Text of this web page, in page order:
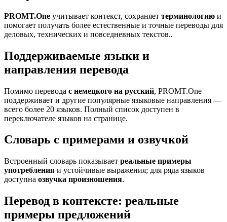
PROMT.One учитывает контекст, сохраняет терминологию и
помогает получать более естественные и точные переводы для
деловых, технических и повседневных текстов..
Поддерживаемые языки и
направления перевода
Помимо перевода с немецкого на русский, PROMT.One
поддерживает и другие популярные языковые направления —
всего более 20 языков. Полный список доступен в
переключателе языков на странице.
Словарь с примерами и озвучкой
Встроенный словарь показывает реальные примеры
употребления и устойчивые выражения; для ряда языков
доступна озвучка произношения.
Перевод в контексте: реальные
примеры предложений